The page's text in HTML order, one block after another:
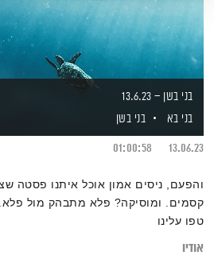
בני בשן – 13.6.23
בני בא
בני בשן
13.06.23
01:00:58
והפעם, ניסים אמון אוכל איתנו פסטה
קסמים. ומוסיקה? פלא מתבהק מול פלא.
טפו עלינו
אודיו